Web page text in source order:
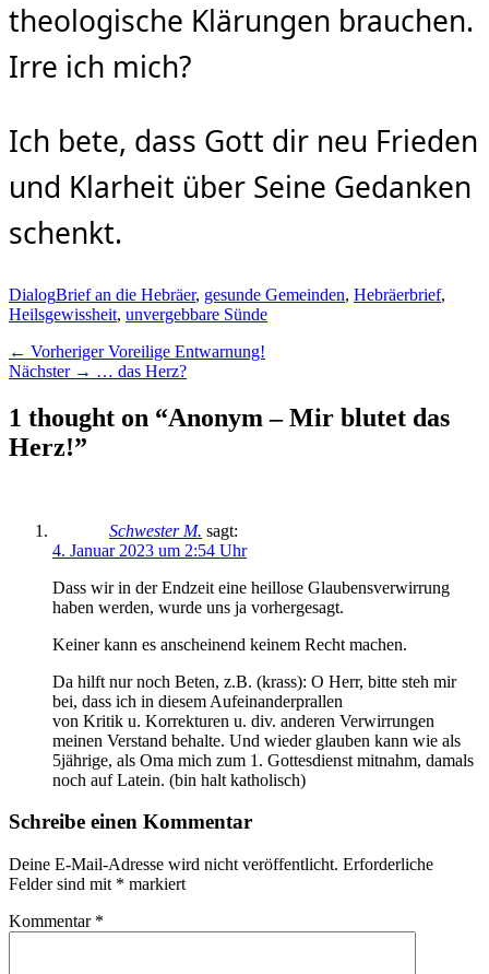
theologische Klärungen brauchen.
Irre ich mich?
Ich bete, dass Gott dir neu Frieden
und Klarheit über Seine Gedanken
schenkt.
Kategorien
DialogSchlagworte
Brief an die Hebräer, gesunde Gemeinden, Hebräerbrief,
Heilsgewissheit, unvergebbare Sünde
Beitragsnavigation
← Vorheriger Vorheriger
Beitrag:
Voreilige Entwarnung!
Nächster →
Nächster
… das Herz?
1 thought on “Anonym – Mir blutet das
Herz!”
Schwester M. sagt:
4. Januar 2023 um 2:54 Uhr
Dass wir in der Endzeit eine heillose Glaubensverwirrung
haben werden, wurde uns ja vorhergesagt.
Keiner kann es anscheinend keinem Recht machen.
Da hilft nur noch Beten, z.B. (krass): O Herr, bitte steh mir
bei, dass ich in diesem Aufeinanderprallen
von Kritik u. Korrekturen u. div. anderen Verwirrungen
meinen Verstand behalte. Und wieder glauben kann wie als
5jährige, als Oma mich zum 1. Gottesdienst mitnahm, damals
noch auf Latein. (bin halt katholisch)
Schreibe einen Kommentar
Deine E-Mail-Adresse wird nicht veröffentlicht. Erforderliche
Felder sind mit * markiert
Kommentar *